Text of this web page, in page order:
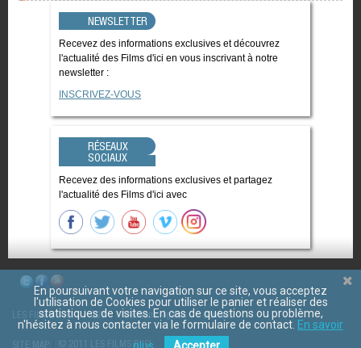
NEWSLETTER
Recevez des informations exclusives et découvrez
l'actualité des Films d'ici en vous inscrivant à notre
newsletter :
INSCRIVEZ-VOUS
RÉSEAUX
SOCIAUX
Recevez des informations exclusives et partagez
l'actualité des Films d'ici avec
LES FILMS D'ICI CGV Mentions légales Contact
© 2011 LES FILMS D ICI
En poursuivant votre navigation sur ce site, vous acceptez
l'utilisation de Cookies pour utiliser le panier et réaliser des
statistiques de visites. En cas de questions ou problème,
n'hésitez à nous contacter via le formulaire de contact. En savoir